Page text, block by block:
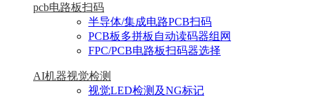
pcb电路板扫码
半导体/集成电路PCB扫码
PCB板多拼板自动读码器组网
FPC/PCB电路板扫码器选择
AI机器视觉检测
视觉LED检测及NG标记